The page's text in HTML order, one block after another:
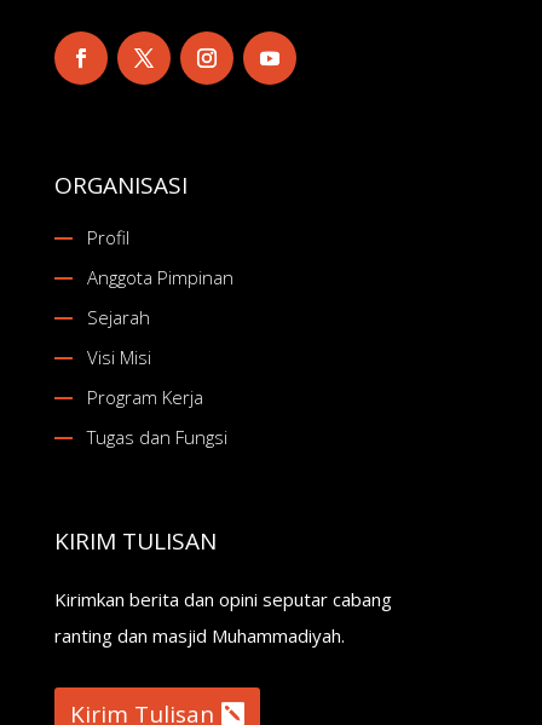
ORGANISASI
Profil
Anggota Pimpinan
Sejarah
Visi Misi
Program Kerja
Tugas dan Fungsi
KIRIM TULISAN
Kirimkan berita dan opini seputar cabang
ranting dan masjid Muhammadiyah.
Kirim Tulisan